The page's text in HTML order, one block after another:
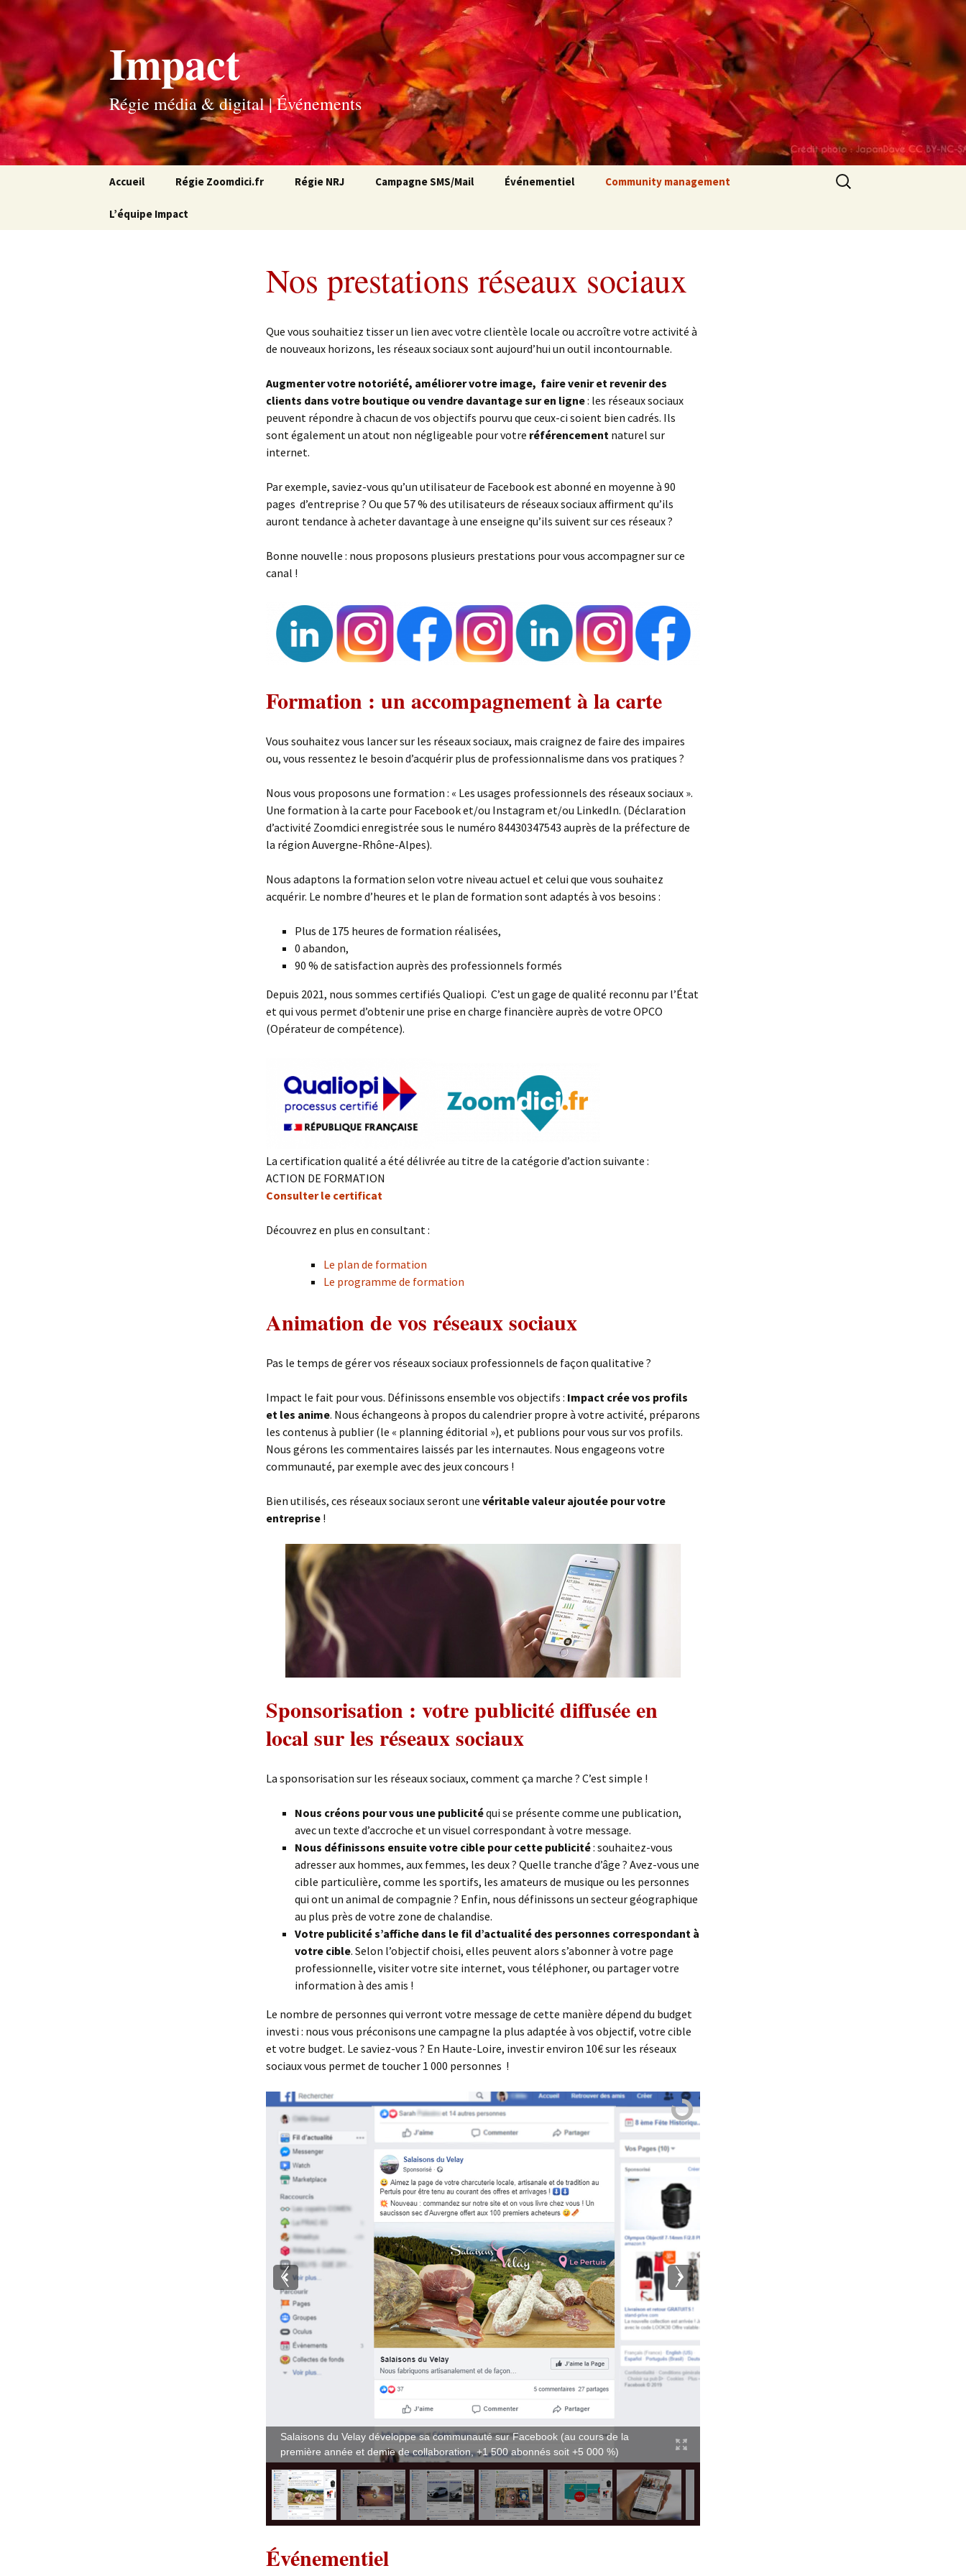
Impact
Régie média & digital | Événements
contenu
Accueil Régie Zoomdici.fr Régie NRJ Campagne SMS/Mail Événementiel
Bornes interactives
communication Print
Community management
L’équipe Impact
Rechercher :
Nos prestations réseaux sociaux
Que vous souhaitiez tisser un lien avec votre clientèle locale ou accroître votre activité à
de nouveaux horizons, les réseaux sociaux sont aujourd’hui un outil incontournable.
Augmenter votre notoriété, améliorer votre image, faire venir et revenir des
clients dans votre boutique ou vendre davantage sur en ligne: les réseaux sociaux
peuvent répondre à chacun de vos objectifs pourvu que ceux-ci soient bien cadrés. Ils
sont également un atout non négligeable pour votre référencement naturel sur
internet.
Par exemple, saviez-vous qu’un utilisateur de Facebook est abonné en moyenne à 90
pages d’entreprise ? Ou que 57 % des utilisateurs de réseaux sociaux affirment qu’ils
auront tendance à acheter davantage à une enseigne qu’ils suivent sur ces réseaux ?
Bonne nouvelle : nous proposons plusieurs prestations pour vous accompagner sur ce
canal !
Formation : un accompagnement à la carte
Vous souhaitez vous lancer sur les réseaux sociaux, mais craignez de faire des impaires
ou, vous ressentez le besoin d’acquérir plus de professionnalisme dans vos pratiques ?
Nous vous proposons une formation : « Les usages professionnels des réseaux sociaux ».
Une formation à la carte pour Facebook et/ou Instagram et/ou LinkedIn. (Déclaration
d’activité Zoomdici enregistrée sous le numéro 84430347543 auprès de la préfecture de
la région Auvergne-Rhône-Alpes).
Nous adaptons la formation selon votre niveau actuel et celui que vous souhaitez
acquérir. Le nombre d’heures et le plan de formation sont adaptés à vos besoins :
Plus de 175 heures de formation réalisées,
0 abandon,
90 % de satisfaction auprès des professionnels formés
Depuis 2021, nous sommes certifiés Qualiopi. C’est un gage de qualité reconnu par l’État
et qui vous permet d’obtenir une prise en charge financière auprès de votre OPCO
(Opérateur de compétence).
La certification qualité a été délivrée au titre de la catégorie d’action suivante :
ACTION DE FORMATION
Consulter le certificat
Découvrez en plus en consultant :
Le plan de formation
Le programme de formation
Animation de vos réseaux sociaux
Pas le temps de gérer vos réseaux sociaux professionnels de façon qualitative ?
Impact le fait pour vous. Définissons ensemble vos objectifs : Impact crée vos profils
et les anime. Nous échangeons à propos du calendrier propre à votre activité, préparons
les contenus à publier (le « planning éditorial »), et publions pour vous sur vos profils.
Nous gérons les commentaires laissés par les internautes. Nous engageons votre
communauté, par exemple avec des jeux concours !
Bien utilisés, ces réseaux sociaux seront une véritable valeur ajoutée pour votre
entreprise !
Sponsorisation : votre publicité diffusée en
local sur les réseaux sociaux
La sponsorisation sur les réseaux sociaux, comment ça marche ? C’est simple !
Nous créons pour vous une publicitéqui se présente comme une publication,
avec un texte d’accroche et un visuel correspondant à votre message.
Nous définissons ensuite votre cible pour cette publicité: souhaitez-vous
adresser aux hommes, aux femmes, les deux ? Quelle tranche d’âge ? Avez-vous une
cible particulière, comme les sportifs, les amateurs de musique ou les personnes
qui ont un animal de compagnie ? Enfin, nous définissons un secteur géographique
au plus près de votre zone de chalandise.
Votre publicité s’affiche dans le fil d’actualité des personnes correspondant à
votre cible. Selon l’objectif choisi, elles peuvent alors s’abonner à votre page
professionnelle, visiter votre site internet, vous téléphoner, ou partager votre
information à des amis !
Le nombre de personnes qui verront votre message de cette manière dépend du budget
investi : nous vous préconisons une campagne la plus adaptée à vos objectif, votre cible
et votre budget. Le saviez-vous ? En Haute-Loire, investir environ 10€ sur les réseaux
sociaux vous permet de toucher 1 000 personnes !
Salaisons du Velay développe sa communauté sur Facebook (au cours de la
première année et demie de collaboration, +1 500 abonnés soit +5 000 %)
Événementiel